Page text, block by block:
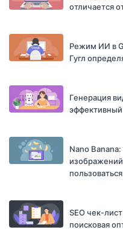
отличается
Режим ИИ в
Гугл
Генерация
Nano
пользоваться
SEO чек-
поисковая